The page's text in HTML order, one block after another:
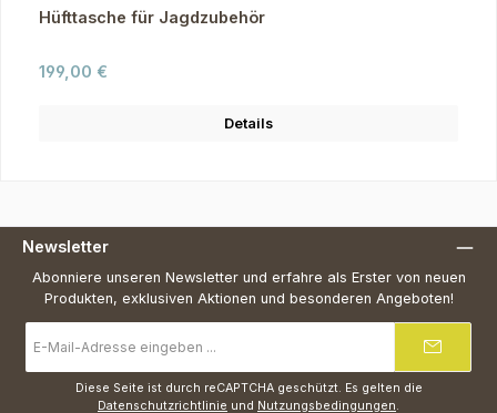
Hüfttasche für Jagdzubehör
Regulärer Preis:
199,00 €
Details
Newsletter
Abonniere unseren Newsletter und erfahre als Erster von neuen
Produkten, exklusiven Aktionen und besonderen Angeboten!
Mail-
Adresse
Diese Seite ist durch reCAPTCHA geschützt. Es gelten die
Datenschutzrichtlinie und Nutzungsbedingungen.